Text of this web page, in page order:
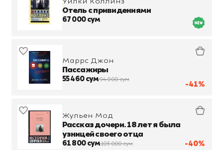
Отель с привидениями
67 000 сум
-41%
Маррс Джон
Пассажиры
55 460 сум94 000 сум
-40%
Жульен Мод
Рассказ дочери. 18 лет я была
узницей своего отца
61 800 сум103 000 сум